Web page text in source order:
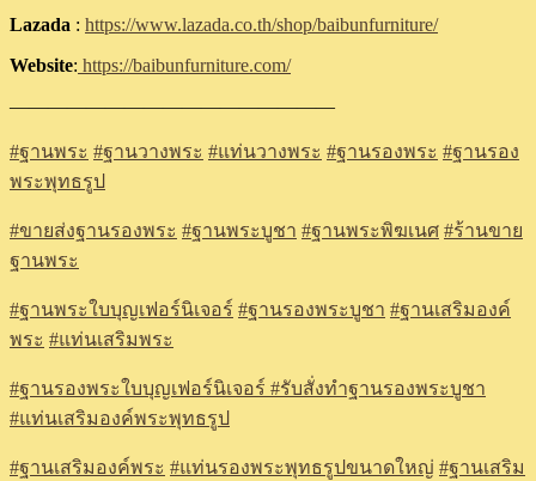
Lazada : https://www.lazada.co.th/shop/baibunfurniture/
Website: https://baibunfurniture.com/
—————————————————
#ฐานพระ #ฐานวางพระ #แท่นวางพระ #ฐานรองพระ #ฐานรอง
พระพุทธรูป
#ขายส่งฐานรองพระ #ฐานพระบูชา #ฐานพระพิฆเนศ #ร้านขาย
ฐานพระ
#ฐานพระใบบุญเฟอร์นิเจอร์ #ฐานรองพระบูชา #ฐานเสริมองค์
พระ #แท่นเสริมพระ
#ฐานรองพระใบบุญเฟอร์นิเจอร์ #รับสั่งทำฐานรองพระบูชา
#แท่นเสริมองค์พระพุทธรูป
#ฐานเสริมองค์พระ #แท่นรองพระพุทธรูปขนาดใหญ่ #ฐานเสริม